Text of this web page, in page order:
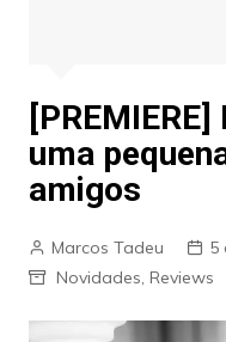
uma
amigos
Marcos Tadeu 5
Novidades, Reviews